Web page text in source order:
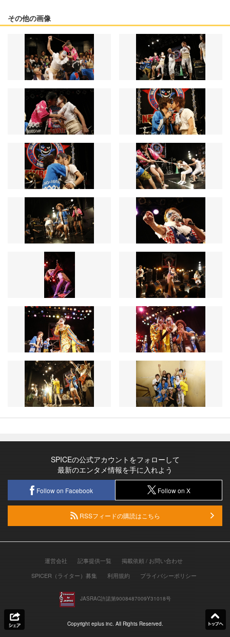
その他の画像
SPICEの公式アカウントをフォローして
最新のエンタメ情報を手に入れよう
Follow on Facebook Follow on X
RSSフィードの購読はこちら
運営会社 記事提供一覧
掲載依頼 / お問い合わせ
SPICER（ライター）募集
利用規約 プライバシーポリシー
JASRAC許諾第9008487009Y31018号
Copyright eplus inc. All Rights Reserved.